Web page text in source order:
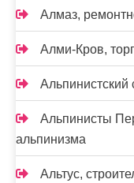
Алмаз,
Алми-Кров,
Альпинистский
Альпинисты
альпинизма
Альтус,